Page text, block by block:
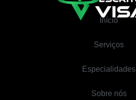
Início
Serviços
Especialidades
Sobre nós